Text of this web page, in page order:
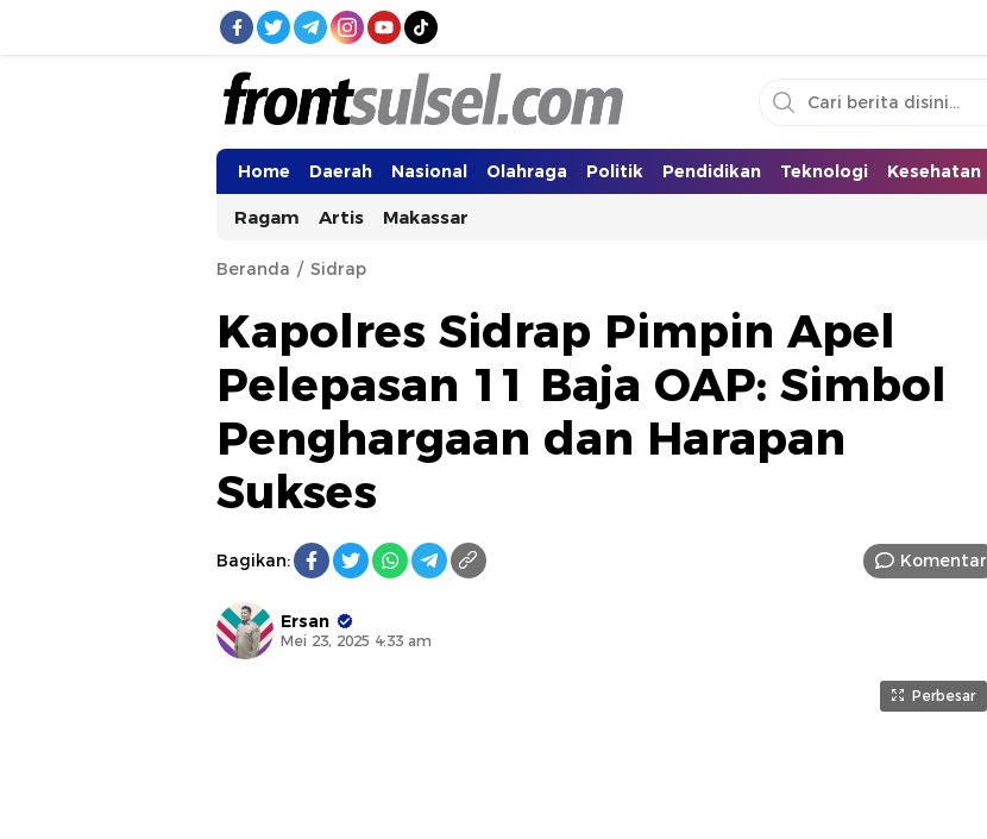
Frontsulsel.com
Terdepan Mengabarkan dari Sulawesi Selatan
Home Daerah Nasional Olahraga Politik Pendidikan Teknologi Kesehatan
Ragam Artis Makassar
Beranda Sidrap
Kapolres Sidrap Pimpin Apel
Pelepasan 11 Baja OAP: Simbol
Penghargaan dan Harapan
Sukses
Bagikan: Komentar
Ersan
Mei 23, 2025 4:33 am
Perbesar